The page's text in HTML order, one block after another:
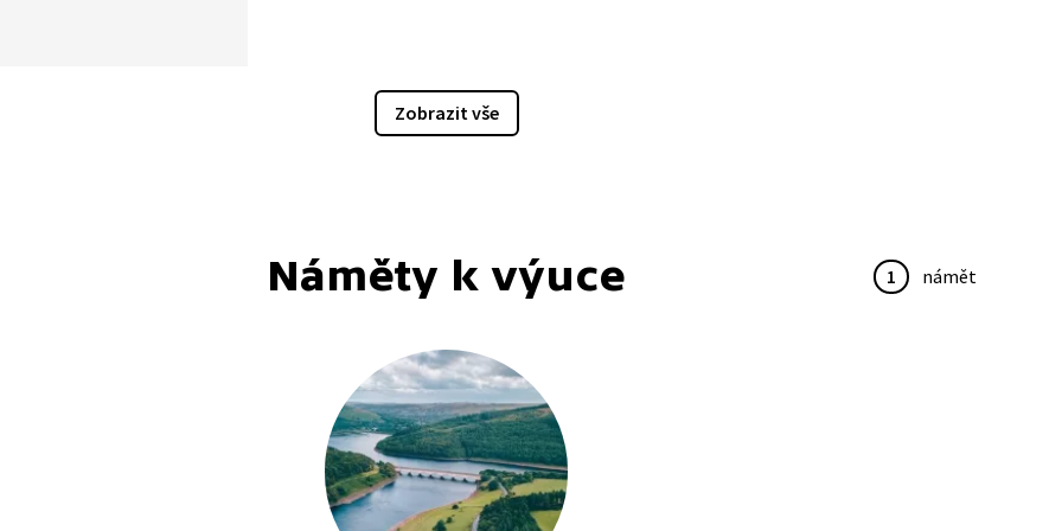
nejen v 8. a 9.
Zobrazit vše
Náměty k výuce 1 námět